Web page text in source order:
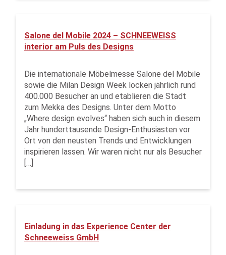
Salone del Mobile 2024 – SCHNEEWEISS
interior am Puls des Designs
Die internationale Möbelmesse Salone del Mobile
sowie die Milan Design Week locken jährlich rund
400.000 Besucher an und etablieren die Stadt
zum Mekka des Designs. Unter dem Motto
„Where design evolves“ haben sich auch in diesem
Jahr hunderttausende Design-Enthusiasten vor
Ort von den neusten Trends und Entwicklungen
inspirieren lassen. Wir waren nicht nur als Besucher
[…]
Einladung in das Experience Center der
Schneeweiss GmbH